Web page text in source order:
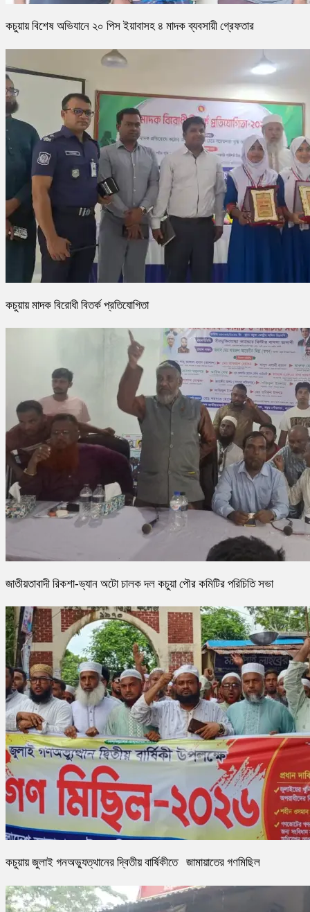
কচুয়ায় বিশেষ অভিযানে ২০ পিস ইয়াবাসহ ৪ মাদক ব্যবসায়ী গ্রেফতার
কচুয়ায় মাদক বিরোধী বিতর্ক প্রতিযোগিতা
জাতীয়তাবাদী রিকশা-ভ্যান অটো চালক দল কচুয়া পৌর কমিটির পরিচিতি সভা
কচুয়ায় জুলাই গনঅভ্যুত্থানের দ্বিতীয় বার্ষিকীতে জামায়াতের গণমিছিল